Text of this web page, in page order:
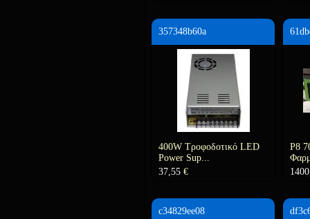
357348b60a
400W Τροφοδοτικό LED
Power Sup...
37,55 €
P8
c34829ee08